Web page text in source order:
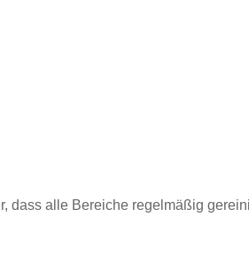
dass alle Bereiche regelmäßig